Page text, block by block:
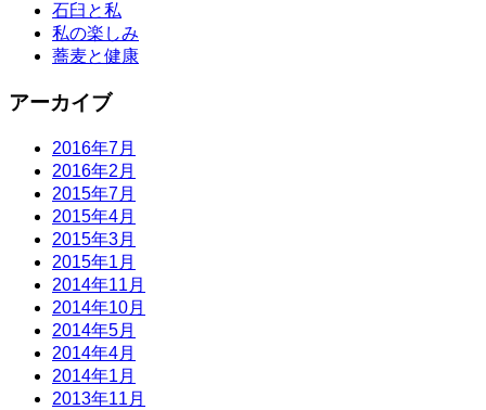
石臼と私
私の楽しみ
蕎麦と健康
アーカイブ
2016年7月
2016年2月
2015年7月
2015年4月
2015年3月
2015年1月
2014年11月
2014年10月
2014年5月
2014年4月
2014年1月
2013年11月